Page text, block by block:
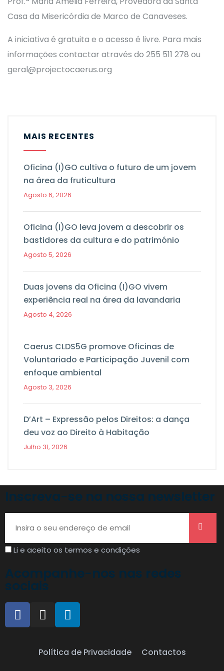
Casa da Misericórdia de Marco de Canaveses.
A iniciativa é gratuita e o acesso é livre. Para mais
informações contactar através do 255 511 278 ou
geral@projectocaerus.org
MAIS RECENTES
Oficina (I)GO cultiva o futuro de um jovem
na área da fruticultura
Agosto 6, 2026
Oficina (I)GO leva jovem a descobrir os
bastidores da cultura e do património
Agosto 5, 2026
Duas jovens da Oficina (I)GO vivem
experiência real na área da lavandaria
Agosto 4, 2026
Caerus CLDS5G promove Oficinas de
Voluntariado e Participação Juvenil com
enfoque ambiental
Agosto 3, 2026
D’Art – Expressão pelos Direitos: a dança
deu voz ao Direito à Habitação
Julho 31, 2026
Inscreva-se na nossa newsletter
Li e aceito os termos e condições
Acompanhe-nos nas redes
sociais
Política de Privacidade Contactos